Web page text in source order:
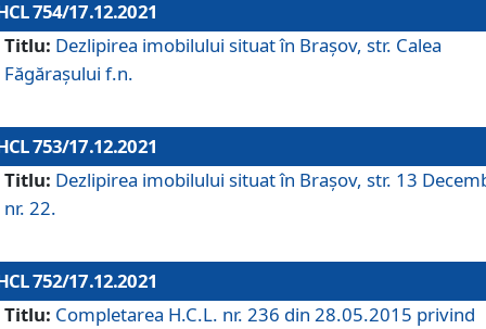
754/17.12.2021
Titlu: Dezlipirea imobilului situat în Brașov, str. Calea
Făgărașului f.n.
753/17.12.2021
Titlu: Dezlipirea imobilului situat în Brașov, str. 13
nr. 22.
752/17.12.2021
Titlu: Completarea H.C.L. nr. 236 din 28.05.2015 privind